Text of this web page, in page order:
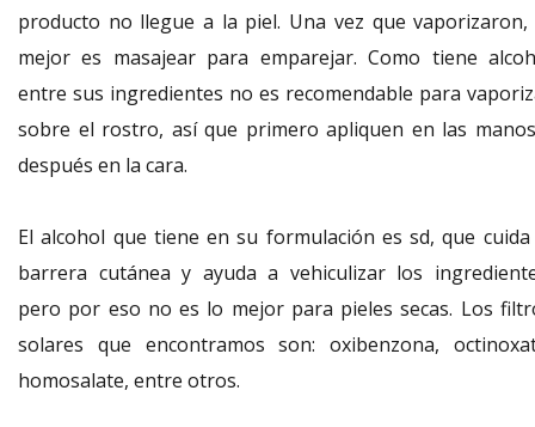
producto no llegue a la piel. Una vez que vaporizaron,
mejor es masajear para emparejar. Como tiene
entre sus ingredientes no es recomendable para
sobre el rostro, así que primero apliquen en las
después en la cara.
El alcohol que tiene en su formulación es sd, que
barrera cutánea y ayuda a vehiculizar los
pero por eso no es lo mejor para pieles secas. Los
solares que encontramos son: oxibenzona,
homosalate, entre otros.